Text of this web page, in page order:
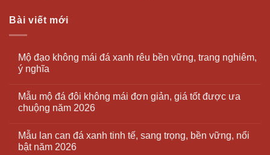
Bài viết mới
Mộ đạo không mái đá xanh rêu bền vững, trang nghiêm,
ý nghĩa
Mẫu mộ đá đôi không mái đơn giản, giá tốt được ưa
chuộng năm 2026
Mẫu lan can đá xanh tinh tế, sang trọng, bền vững, nổi
bật năm 2026